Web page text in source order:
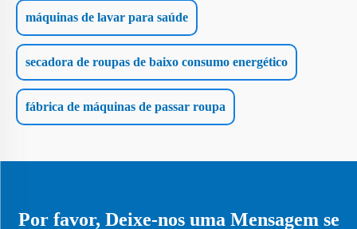
máquinas de lavar para saúde
secadora de roupas de baixo consumo energético
fábrica de máquinas de passar roupa
Por favor, Deixe-nos uma Mensagem se